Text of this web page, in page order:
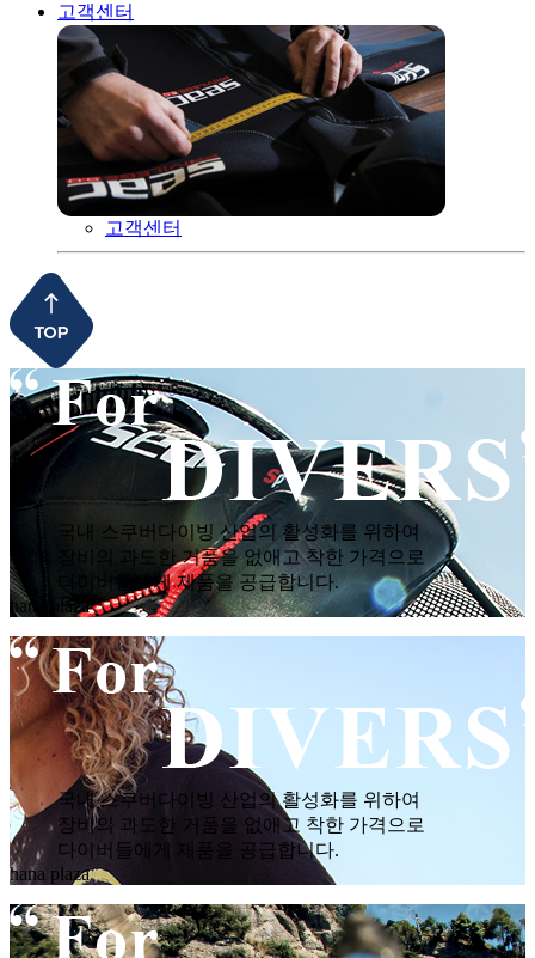
고객센터
고객센터
국내 스쿠버다이빙 산업의 활성화를 위하여
장비의 과도한 거품을 없애고 착한 가격으로
다이버들에게 제품을 공급합니다.
hana plaza
국내 스쿠버다이빙 산업의 활성화를 위하여
장비의 과도한 거품을 없애고 착한 가격으로
다이버들에게 제품을 공급합니다.
hana plaza